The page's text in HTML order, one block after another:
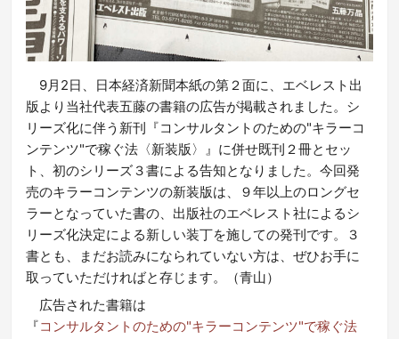
9月2日、日本経済新聞本紙の第２面に、エベレスト出
版より当社代表五藤の書籍の広告が掲載されました。シ
リーズ化に伴う新刊『コンサルタントのための"キラーコ
ンテンツ"で稼ぐ法〈新装版〉』に併せ既刊２冊とセッ
ト、初のシリーズ３書による告知となりました。今回発
売のキラーコンテンツの新装版は、９年以上のロングセ
ラーとなっていた書の、出版社のエベレスト社によるシ
リーズ化決定による新しい装丁を施しての発刊です。３
書とも、まだお読みになられていない方は、ぜひお手に
取っていただければと存じます。（青山）
広告された書籍は
『コンサルタントのための"キラーコンテンツ"で稼ぐ法